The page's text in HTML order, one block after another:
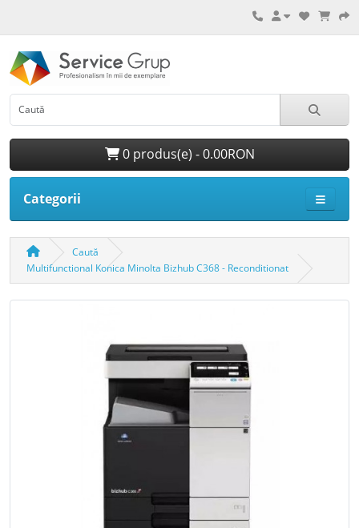
0 produs(e) - 0.00RON
Categorii
Caută
Multifunctional Konica Minolta Bizhub C368 - Reconditionat